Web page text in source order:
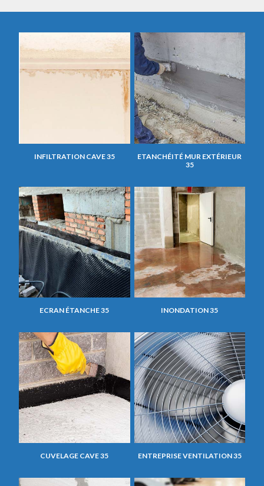
INFILTRATION CAVE 35
ETANCHÉITÉ MUR EXTÉRIEUR
35
ECRAN ÉTANCHE 35 INONDATION 35
CUVELAGE CAVE 35 ENTREPRISE VENTILATION 35